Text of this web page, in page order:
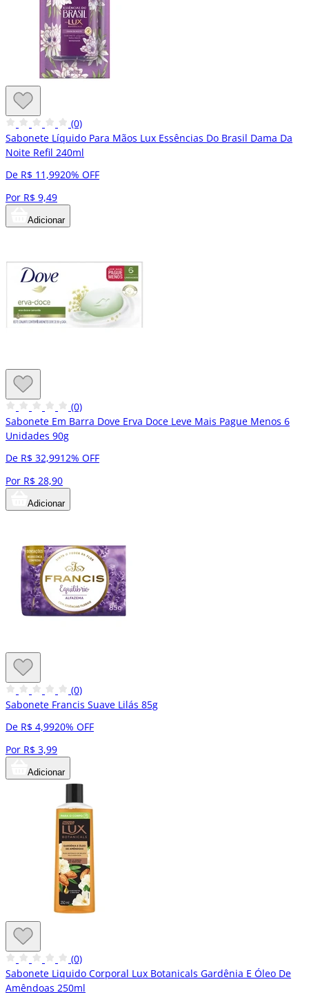
(0)
Sabonete Líquido Para Mãos Lux Essências Do Brasil Dama Da
Noite Refil 240ml
De R$ 11,9920% OFF
Por R$ 9,49
Adicionar
(0)
Sabonete Em Barra Dove Erva Doce Leve Mais Pague Menos 6
Unidades 90g
De R$ 32,9912% OFF
Por R$ 28,90
Adicionar
(0)
Sabonete Francis Suave Lilás 85g
De R$ 4,9920% OFF
Por R$ 3,99
Adicionar
(0)
Sabonete Liquido Corporal Lux Botanicals Gardênia E Óleo De
Amêndoas 250ml